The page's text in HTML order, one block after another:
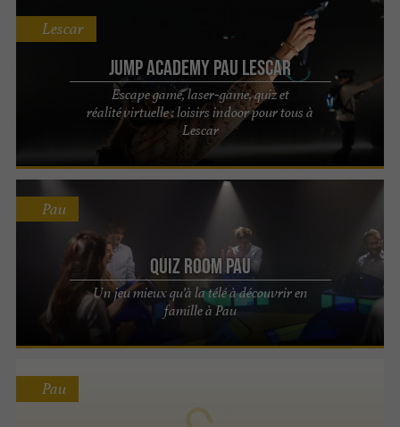
Jump Academy Pau Lescar
Escape game, laser‑game, quiz et
réalité virtuelle : loisirs indoor pour tous à
Lescar
Lescar
Quiz Room Pau
Un jeu mieux qu’à la télé à découvrir en
famille à Pau
Pau
Pau